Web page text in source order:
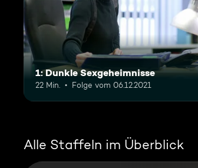
1: Dunkle Sexgeheimnisse
22 Min. Folge vom 06.12.2021
Alle Staffeln im Überblick